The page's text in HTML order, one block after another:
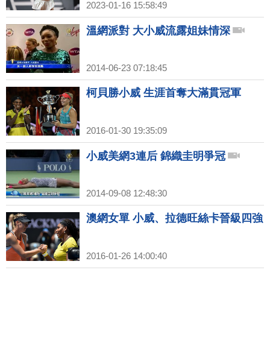
2023-01-16 15:58:49
溫網派對 大小威流露姐妹情深
2014-06-23 07:18:45
柯貝勝小威 生涯首奪大滿貫冠軍
2016-01-30 19:35:09
小威美網3連后 錦織圭明爭冠
2014-09-08 12:48:30
澳網女單 小威、拉德旺絲卡晉級四強
2016-01-26 14:00:40